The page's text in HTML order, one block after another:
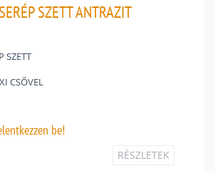
SZETT ANTRAZIT
SZETT
CSŐVEL
be!
RÉSZLETEK